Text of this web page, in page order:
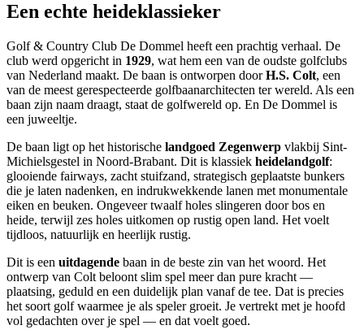
Een echte heideklassieker
Golf & Country Club De Dommel heeft een prachtig verhaal. De
club werd opgericht in 1929, wat hem een van de oudste golfclubs
van Nederland maakt. De baan is ontworpen doorH.S. Colt, een
van de meest gerespecteerde golfbaanarchitecten ter wereld. Als een
baan zijn naam draagt, staat de golfwereld op. En De Dommel is
een juweeltje.
De baan ligt op het historische landgoed Zegenwerp vlakbij Sint-
Michielsgestel in Noord-Brabant. Dit is klassiek heidelandgolf:
glooiende fairways, zacht stuifzand, strategisch geplaatste bunkers
die je laten nadenken, en indrukwekkende lanen met monumentale
eiken en beuken. Ongeveer twaalf holes slingeren door bos en
heide, terwijl zes holes uitkomen op rustig open land. Het voelt
tijdloos, natuurlijk en heerlijk rustig.
Dit is een uitdagende baan in de beste zin van het woord. Het
ontwerp van Colt beloont slim spel meer dan pure kracht —
plaatsing, geduld en een duidelijk plan vanaf de tee. Dat is precies
het soort golf waarmee je als speler groeit. Je vertrekt met je hoofd
vol gedachten over je spel — en dat voelt goed.